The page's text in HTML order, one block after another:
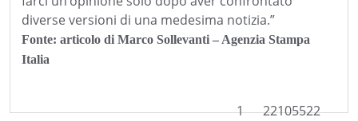
diverse versioni di una medesima notizia.”
Fonte: articolo di Marco Sollevanti – Agenzia Stampa
Italia
22105522
1